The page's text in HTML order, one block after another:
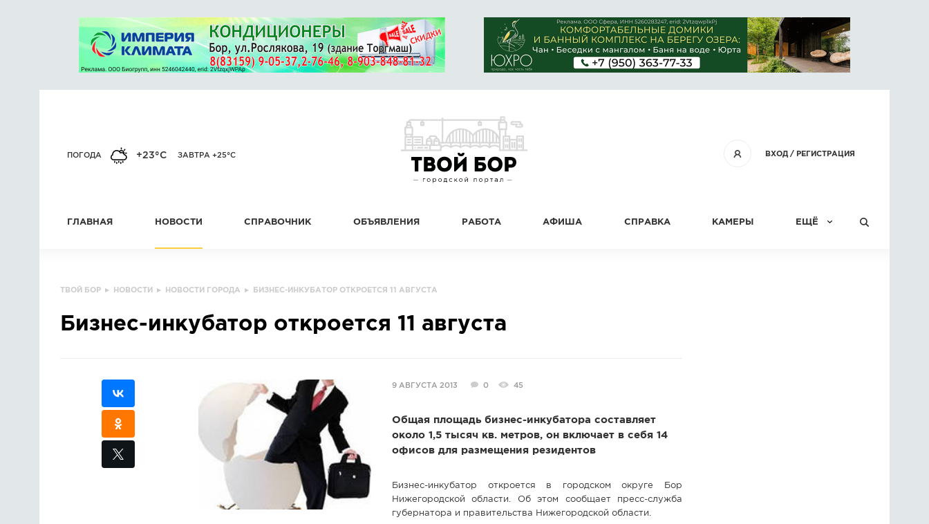
ВХОД/ РЕГИСТРАЦИЯ
ПОГОДА +23°C ЗАВТРА +25°C
ГЛАВНАЯ НОВОСТИ СПРАВОЧНИК ОБЪЯВЛЕНИЯ РАБОТА АФИША СПРАВКА КАМЕРЫ ЕЩЁ
ТВОЙ БОР ▸ НОВОСТИ ▸ НОВОСТИ ГОРОДА ▸ БИЗНЕС-ИНКУБАТОР ОТКРОЕТСЯ 11 АВГУСТА
Бизнес-инкубатор откроется 11 августа
9 АВГУСТА 2013 0 45
Общая площадь бизнес-инкубатора составляет
около 1,5 тысяч кв. метров, он включает в себя 14
офисов для размещения резидентов
Бизнес-инкубатор откроется в городском округе Бор
Нижегородской области. Об этом сообщает пресс-служба
губернатора и правительства Нижегородской области.